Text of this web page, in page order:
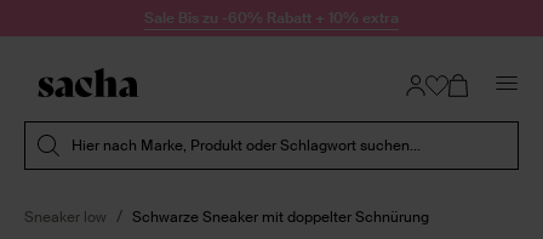
Zum Inhalt springenSale Bis zu -60% Rabatt + 10% extra
Hier nach Marke, Produkt oder Schlagwort suchen...
Sneaker low Schwarze Sneaker mit doppelter Schnürung